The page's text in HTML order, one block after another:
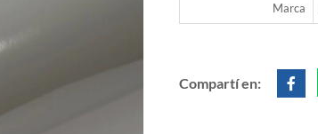
Marca
Compartí en: